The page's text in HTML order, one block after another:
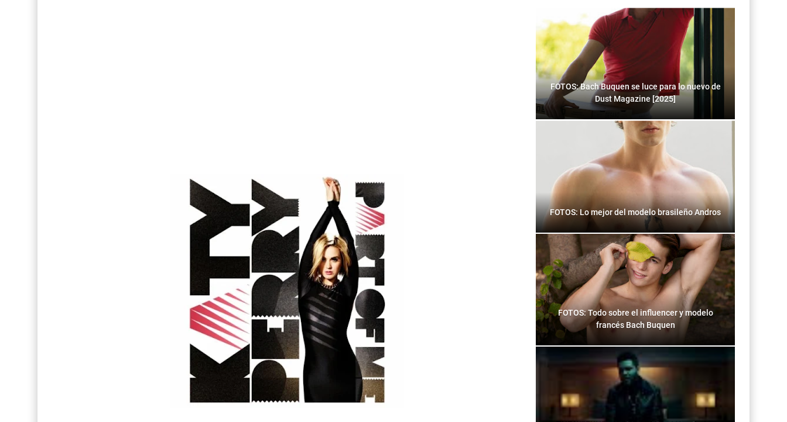
FOTOS: Bach Buquen se luce para lo nuevo de
Dust Magazine [2025]
FOTOS: Lo mejor del modelo brasileño Andros
FOTOS: Todo sobre el influencer y modelo
francés Bach Buquen